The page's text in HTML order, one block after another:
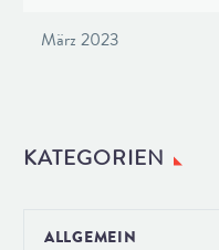
März 2023
KATEGORIEN
ALLGEMEIN